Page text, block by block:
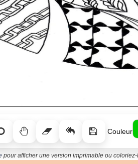
Couleur
pour afficher une version imprimable ou